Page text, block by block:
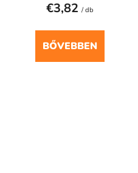
€3,82 / db
BŐVEBBEN